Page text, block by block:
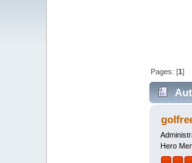
Pages: [1]
Hero